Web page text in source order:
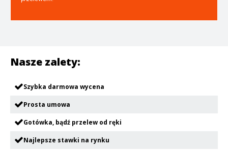
Nasze zalety:
Szybka darmowa wycena
Prosta umowa
Gotówka, bądź przelew od ręki
Najlepsze stawki na rynku